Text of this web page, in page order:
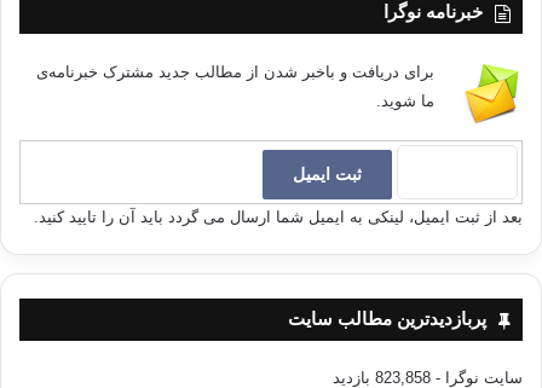
خبرنامه نوگرا
برای دریافت و باخبر شدن از مطالب جدید مشترک خبرنامه‌ی
ما شوید.
بعد از ثبت ایمیل، لینکی به ایمیل شما ارسال می گردد باید آن را تایید کنید.
پربازدیدترین مطالب سایت
سایت نوگرا - 823,858 بازدید